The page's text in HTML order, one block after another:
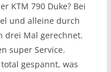
KTM 790 Duke? Bei
und alleine durch
drei Mal gerechnet.
super Service.
gespannt, was